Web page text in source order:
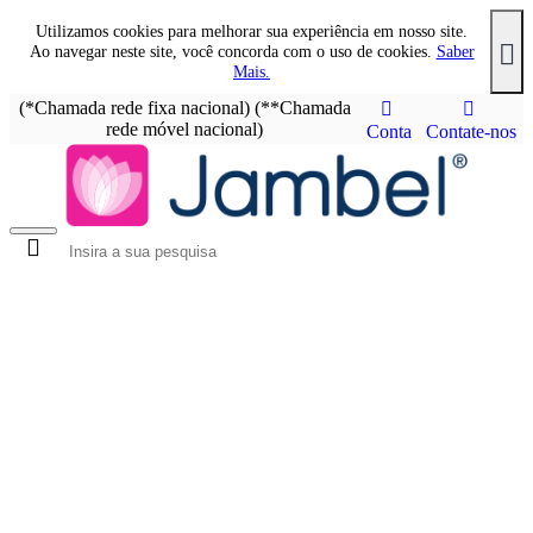
Utilizamos cookies para melhorar sua experiência em nosso site.
Ao navegar neste site, você concorda com o uso de cookies. Saber
Mais.
(*Chamada rede fixa nacional) (**Chamada
rede móvel nacional)
Conta Contate-nos